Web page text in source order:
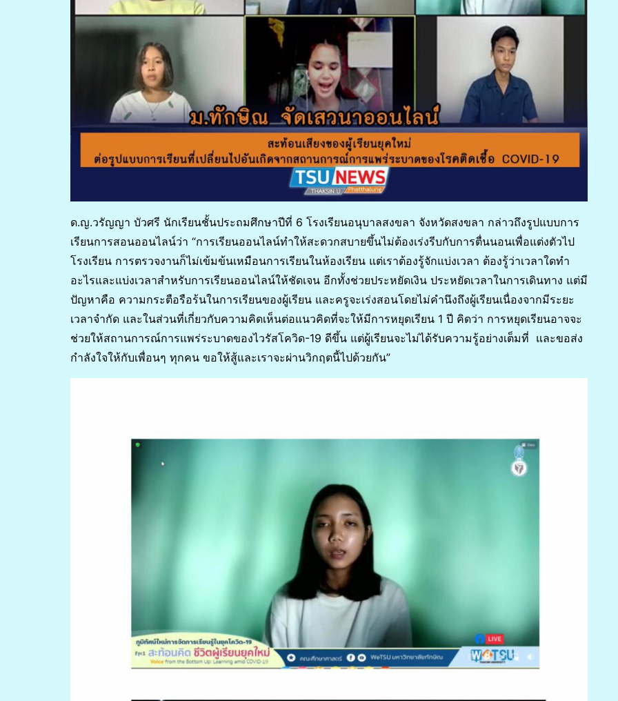
ด.ญ.วรัญญา บัวศรี นักเรียนชั้นประถมศึกษาปีที่ 6 โรงเรียนอนุบาลสงขลา จังหวัดสงขลา กล่าวถึงรูปแบบการ
เรียนการสอนออนไลน์ว่า “การเรียนออนไลน์ทำให้สะดวกสบายขึ้นไม่ต้องเร่งรีบกับการตื่นนอนเพื่อแต่งตัวไป
โรงเรียน การตรวจงานก็ไม่เข้มข้นเหมือนการเรียนในห้องเรียน แต่เราต้องรู้จักแบ่งเวลา ต้องรู้ว่าเวลาใดทำ
อะไรและแบ่งเวลาสำหรับการเรียนออนไลน์ให้ชัดเจน อีกทั้งช่วยประหยัดเงิน ประหยัดเวลาในการเดินทาง แต่มี
ปัญหาคือ ความกระตือรือร้นในการเรียนของผู้เรียน และครูจะเร่งสอนโดยไม่คำนึงถึงผู้เรียนเนื่องจากมีระยะ
เวลาจำกัด และในส่วนที่เกี่ยวกับความคิดเห็นต่อแนวคิดที่จะให้มีการหยุดเรียน 1 ปี คิดว่า การหยุดเรียนอาจจะ
ช่วยให้สถานการณ์การแพร่ระบาดของไวรัสโควิด-19 ดีขึ้น แต่ผู้เรียนจะไม่ได้รับความรู้อย่างเต็มที่ และขอส่ง
กำลังใจให้กับเพื่อนๆ ทุกคน ขอให้สู้และเราจะผ่านวิกฤตนี้ไปด้วยกัน”